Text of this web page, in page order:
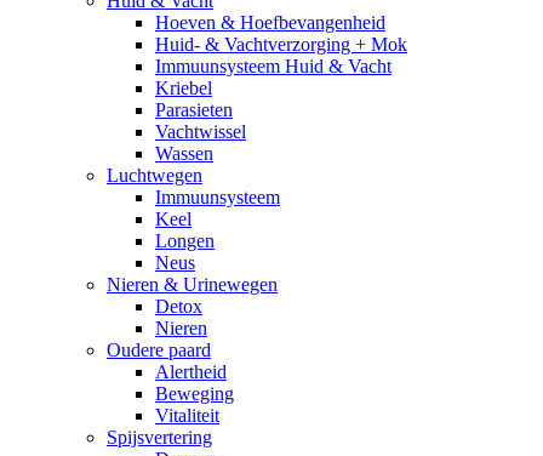
Hoeven & Hoefbevangenheid
Huid- & Vachtverzorging + Mok
Immuunsysteem Huid & Vacht
Kriebel
Parasieten
Vachtwissel
Wassen
Luchtwegen
Immuunsysteem
Keel
Longen
Neus
Nieren & Urinewegen
Detox
Nieren
Oudere paard
Alertheid
Beweging
Vitaliteit
Spijsvertering